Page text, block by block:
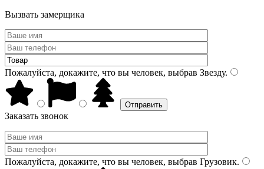
Вызвать замерщика
Пожалуйста, докажите, что вы человек, выбрав Звезду.
Заказать звонок
Пожалуйста, докажите, что вы человек, выбрав Грузовик.